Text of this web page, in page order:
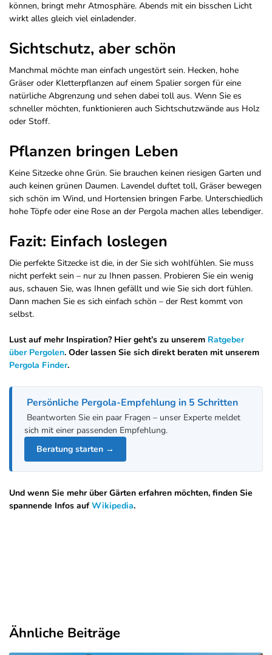
können, bringt mehr Atmosphäre. Abends mit ein bisschen Licht
wirkt alles gleich viel einladender.
Sichtschutz, aber schön
Manchmal möchte man einfach ungestört sein. Hecken, hohe
Gräser oder Kletterpflanzen auf einem Spalier sorgen für eine
natürliche Abgrenzung und sehen dabei toll aus. Wenn Sie es
schneller möchten, funktionieren auch Sichtschutzwände aus Holz
oder Stoff.
Pflanzen bringen Leben
Keine Sitzecke ohne Grün. Sie brauchen keinen riesigen Garten und
auch keinen grünen Daumen. Lavendel duftet toll, Gräser bewegen
sich schön im Wind, und Hortensien bringen Farbe. Unterschiedlich
hohe Töpfe oder eine Rose an der Pergola machen alles lebendiger.
Fazit: Einfach loslegen
Die perfekte Sitzecke ist die, in der Sie sich wohlfühlen. Sie muss
nicht perfekt sein – nur zu Ihnen passen. Probieren Sie ein wenig
aus, schauen Sie, was Ihnen gefällt und wie Sie sich dort fühlen.
Dann machen Sie es sich einfach schön – der Rest kommt von
selbst.
Lust auf mehr Inspiration? Hier geht’s zu unserem Ratgeber
über Pergolen. Oder lassen Sie sich direkt beraten mit unserem
Pergola Finder.
Persönliche Pergola-Empfehlung in 5 Schritten
Beantworten Sie ein paar Fragen – unser Experte meldet
sich mit einer passenden Empfehlung.
Beratung starten →
Und wenn Sie mehr über Gärten erfahren möchten, finden Sie
spannende Infos aufWikipedia.
Ähnliche Beiträge